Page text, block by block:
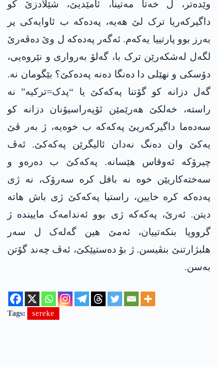
وێدەتر، ل خەتا مەتینا، ئامێدیێ، شێلادزێ کو
داگیرکەریا ترک لێ ھەیە، پەدەکە ب ئاوایەکی پر
بەرز بوو پارتییا یەکەم. ئەگەر پەدەکە ل وێ دەڤەرێ
لگەل لەشکەرێن ترک با، گەلۆ بەرواری و نێروەیی،
دۆسکی و نهێلی دا دەنگا دەنە پەدەکێ؟ بێگومان نە.
گەل دزانە کو گۆتنا پەکەکێ یا “پدک=ترکیە” نە
راستە، خەلکێ ھەرێمێن ئۆپەراسیۆنان دزانە کو
سەدەما داگیرکەریێ پەکەکە ب خوەیە، ژ بەر ڤێ
یەکێ وان دەنگ نەدان ئالیگرێن پەکەکێ. ئەڤ
چیرۆکە ئەوقاس ھێسانە. پەکەکێ ب دەرەو و
سەختەکاریێن خوە نە بافل کرە سەرۆک، نە ژی
پەدەکە کرە خایین، راستیا پەکەکێ ژی باش ھاتە
دیتن. ئەرێ، پەکەکە ژی بوو ئەندامەک ماییندە ژ
گرووپا بنکەتییان، ئەمێ ھین گەلەک ل سەر
ھلبژارتنێ بنڤیسن. ژ بۆ دەستپێکێ، ئەڤ چەند گۆتن
بەسن.
Tags: sereke